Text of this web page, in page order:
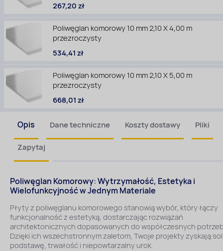
267,20 zł
Poliwęglan komorowy 10 mm 2,10 X 4,00 m
przezroczysty
534,41 zł
Poliwęglan komorowy 10 mm 2,10 X 5,00 m
przezroczysty
668,01 zł
Opis Dane techniczne Koszty dostawy Pliki
Zapytaj
Poliwęglan Komorowy: Wytrzymałość, Estetyka i
Wielofunkcyjność w Jednym Materiale
Płyty z poliwęglanu komorowego stanowią wybór, który łączy
funkcjonalność z estetyką, dostarczając rozwiązań
architektonicznych dopasowanych do współczesnych
Dzięki ich wszechstronnym zaletom, Twoje projekty zyskają
podstawę, trwałość i niepowtarzalny urok.